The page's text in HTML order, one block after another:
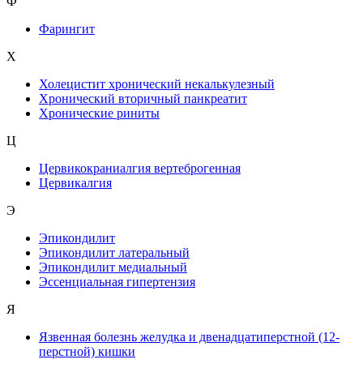
Фарингит
X
Холецистит хронический некалькулезный
Хронический вторичный панкреатит
Хронические риниты
Ц
Цервикокраниалгия вертеброгенная
Цервикалгия
Э
Эпикондилит
Эпикондилит латеральный
Эпикондилит медиальный
Эссенциальная гипертензия
Я
Язвенная болезнь желудка и двенадцатиперстной (12-
перстной) кишки